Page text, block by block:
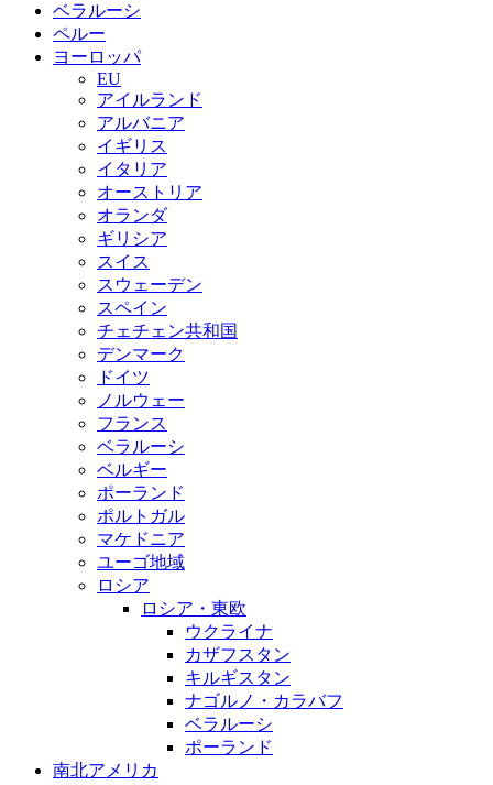
ベラルーシ
ペルー
ヨーロッパ
EU
アイルランド
アルバニア
イギリス
イタリア
オーストリア
オランダ
ギリシア
スイス
スウェーデン
スペイン
チェチェン共和国
デンマーク
ドイツ
ノルウェー
フランス
ベラルーシ
ベルギー
ポーランド
ポルトガル
マケドニア
ユーゴ地域
ロシア
ロシア・東欧
ウクライナ
カザフスタン
キルギスタン
ナゴルノ・カラバフ
ベラルーシ
ポーランド
南北アメリカ